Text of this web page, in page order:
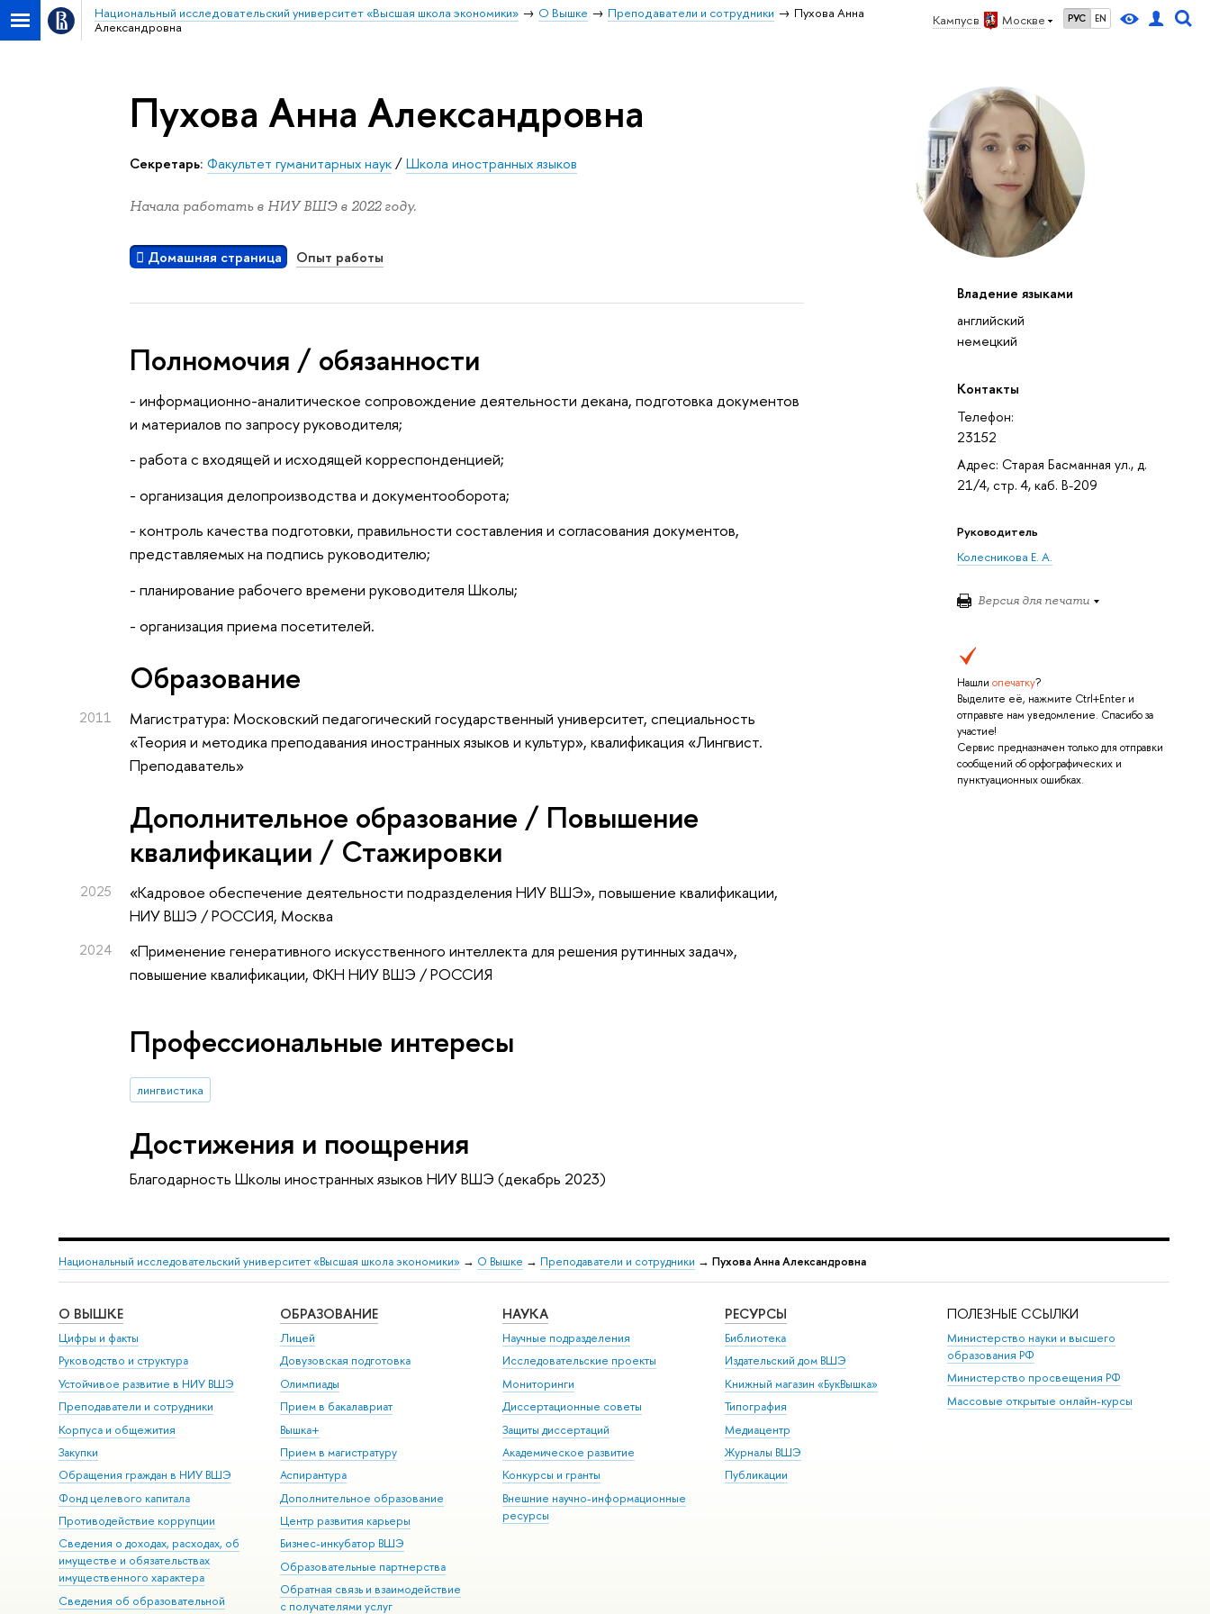
Кампус в Москве РУС EN
Национальный исследовательский университет «Высшая школа экономики» О Вышке Преподаватели и сотрудники
Пухова Анна
Александровна
Владение языками
английский
немецкий
Контакты
Телефон:
23152
Адрес: Старая Басманная ул., д.
21/4, стр. 4, каб. В-209
Руководитель
Колесникова Е. А.
Версия для печати
Нашли опечатку?
Выделите её, нажмите Ctrl+Enter и
отправьте нам уведомление. Спасибо за
участие!
Сервис предназначен только для отправки
сообщений об орфографических и
пунктуационных ошибках.
Пухова Анна Александровна
Секретарь: Факультет гуманитарных наук/Школа иностранных языков
Начала работать в НИУ ВШЭ в 2022 году.
Домашняя страница Опыт работы
Полномочия / обязанности
- информационно-аналитическое сопровождение деятельности декана, подготовка документов
и материалов по запросу руководителя;
- работа с входящей и исходящей корреспонденцией;
- организация делопроизводства и документооборота;
- контроль качества подготовки, правильности составления и согласования документов,
представляемых на подпись руководителю;
- планирование рабочего времени руководителя Школы;
- организация приема посетителей.
Oбразование
2011
Магистратура: Московский педагогический государственный университет, специальность
«Теория и методика преподавания иностранных языков и культур», квалификация «Лингвист.
Преподаватель»
Дополнительное образование / Повышение
квалификации / Стажировки
2025 «Кадровое обеспечение деятельности подразделения НИУ ВШЭ», повышение квалификации,
НИУ ВШЭ / РОССИЯ, Москва
2024 «Применение генеративного искусственного интеллекта для решения рутинных задач»,
повышение квалификации, ФКН НИУ ВШЭ / РОССИЯ
Профессиональные интересы
лингвистика
Достижения и поощрения
Благодарность Школы иностранных языков НИУ ВШЭ (декабрь 2023)
Национальный исследовательский университет «Высшая школа экономики» → О Вышке → Преподаватели и сотрудники → Пухова Анна Александровна
О ВЫШКЕ
Цифры и факты
Руководство и структура
Устойчивое развитие в НИУ ВШЭ
Преподаватели и сотрудники
Корпуса и общежития
Закупки
Обращения граждан в НИУ ВШЭ
Фонд целевого капитала
Противодействие коррупции
Сведения о доходах, расходах, об
имуществе и обязательствах
имущественного характера
Сведения об образовательной
ОБРАЗОВАНИЕ
Лицей
Довузовская подготовка
Олимпиады
Прием в бакалавриат
Вышка+
Прием в магистратуру
Аспирантура
Дополнительное образование
Центр развития карьеры
Бизнес-инкубатор ВШЭ
Образовательные партнерства
Обратная связь и взаимодействие
с получателями услуг
НАУКА
Научные подразделения
Исследовательские проекты
Мониторинги
Диссертационные советы
Защиты диссертаций
Академическое развитие
Конкурсы и гранты
Внешние научно-информационные
ресурсы
РЕСУРСЫ
Библиотека
Издательский дом ВШЭ
Книжный магазин «БукВышка»
Типография
Медиацентр
Журналы ВШЭ
Публикации
ПОЛЕЗНЫЕ ССЫЛКИ
Министерство науки и высшего
образования РФ
Министерство просвещения РФ
Массовые открытые онлайн-курсы